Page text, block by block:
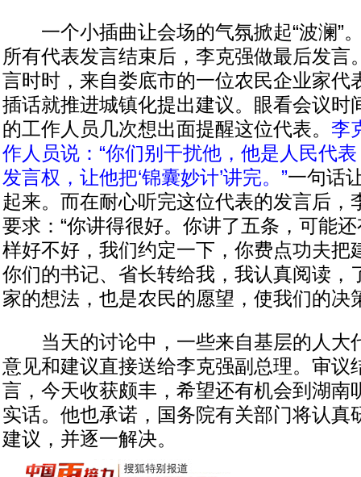
一个小插曲让会场的气氛掀起“波澜”
所有代表发言结束后，李克强做最后发言
言时时，来自娄底市的一位农民企业家代
插话就推进城镇化提出建议。眼看会议时
的工作人员几次想出面提醒这位代表。 李
作人员说：“你们别干扰他，他是人民代
发言权，让他把‘锦囊妙计’讲完。”一句话
起来。而在耐心听完这位代表的发言后，
要求：“你讲得很好。你讲了五条，可能
样好不好，我们约定一下，你费点功夫把
你们的书记、省长转给我，我认真阅读，
家的想法，也是农民的愿望，使我们的决
当天的讨论中，一些来自基层的人大
意见和建议直接送给李克强副总理。审议
言，今天收获颇丰，希望还有机会到湖南
实话。他也承诺，国务院有关部门将认真
建议，并逐一解决。